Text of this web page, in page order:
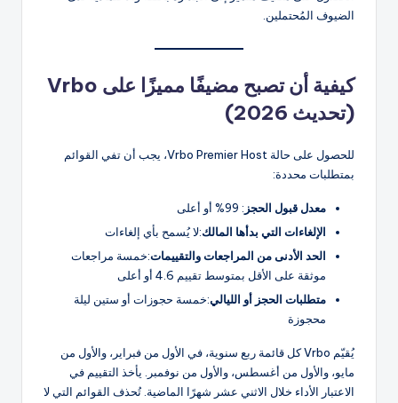
الضيوف المُحتملين.
كيفية أن تصبح مضيفًا مميزًا على Vrbo
(تحديث 2026)
للحصول على حالة Vrbo Premier Host، يجب أن تفي القوائم
بمتطلبات محددة:
معدل قبول الحجز : 99% أو أعلى
الإلغاءات التي بدأها المالك:لا يُسمح بأي إلغاءات
الحد الأدنى من المراجعات والتقييمات:خمسة مراجعات
موثقة على الأقل بمتوسط تقييم 4.6 أو أعلى
متطلبات الحجز أو الليالي:خمسة حجوزات أو ستين ليلة
محجوزة
يُقيّم Vrbo كل قائمة ربع سنوية، في الأول من فبراير، والأول من
مايو، والأول من أغسطس، والأول من نوفمبر. يأخذ التقييم في
الاعتبار الأداء خلال الاثني عشر شهرًا الماضية. تُحذف القوائم التي لا